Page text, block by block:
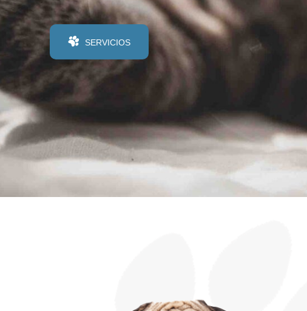
SERVICIOS